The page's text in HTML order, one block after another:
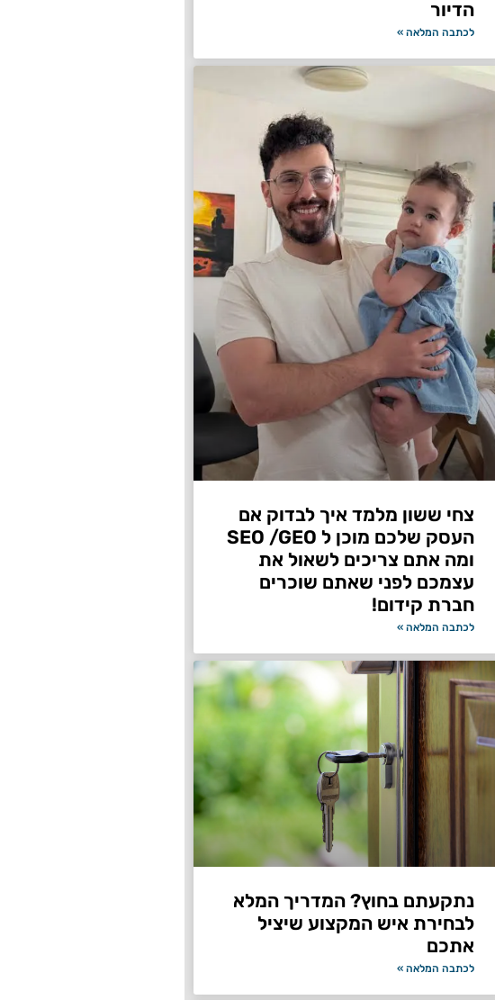
הדיור
לכתבה המלאה »
צחי ששון מלמד איך לבדוק אם
העסק שלכם מוכן ל SEO /GEO
ומה אתם צריכים לשאול את
עצמכם לפני שאתם שוכרים
חברת קידום!
לכתבה המלאה »
נתקעתם בחוץ? המדריך המלא
לבחירת איש המקצוע שיציל
אתכם
לכתבה המלאה »